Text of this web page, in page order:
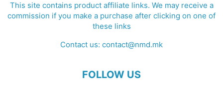
This site contains product affiliate links. We may receive a
commission if you make a purchase after clicking on one of
these links
Contact us: contact@nmd.mk
FOLLOW US